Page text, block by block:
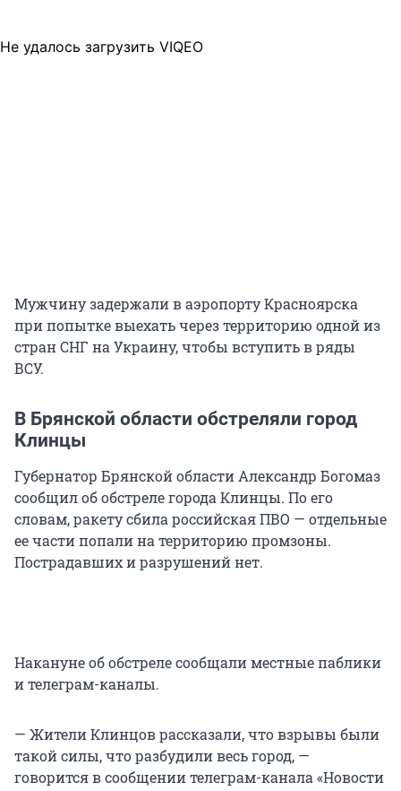
Не удалось загрузить VIQEO
Мужчину задержали в аэропорту Красноярска
при попытке выехать через территорию одной из
стран СНГ на Украину, чтобы вступить в ряды
ВСУ.
В Брянской области обстреляли город
Клинцы
Губернатор Брянской области Александр Богомаз
сообщил об обстреле города Клинцы. По его
словам, ракету сбила российская ПВО — отдельные
ее части попали на территорию промзоны.
Пострадавших и разрушений нет.
Накануне об обстреле сообщали местные паблики
и телеграм-каналы.
— Жители Клинцов рассказали, что взрывы были
такой силы, что разбудили весь город, —
говорится в сообщении телеграм-канала «Новости